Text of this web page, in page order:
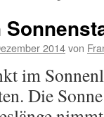
2014von
im
Die